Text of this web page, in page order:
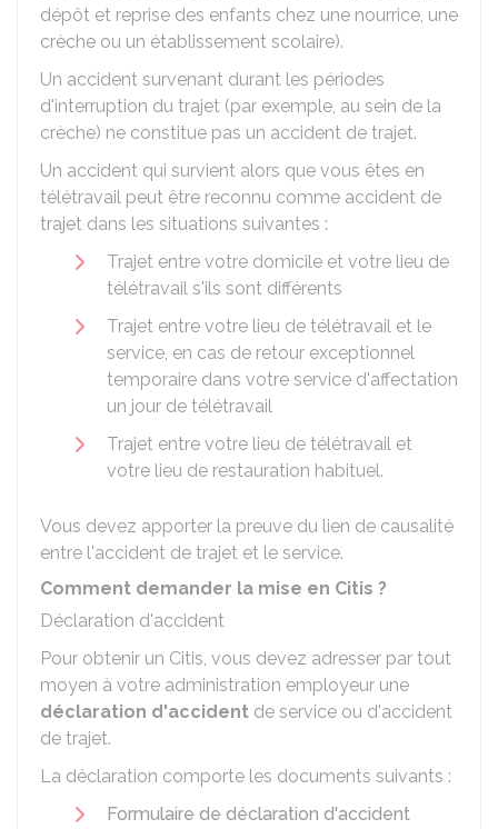
dépôt et reprise des enfants chez une nourrice, une
crèche ou un établissement scolaire).
Un accident survenant durant les périodes
d'interruption du trajet (par exemple, au sein de la
crèche) ne constitue pas un accident de trajet.
Un accident qui survient alors que vous êtes en
télétravail peut être reconnu comme accident de
trajet dans les situations suivantes :
Trajet entre votre domicile et votre lieu de
télétravail s'ils sont différents
Trajet entre votre lieu de télétravail et le
service, en cas de retour exceptionnel
temporaire dans votre service d'affectation
un jour de télétravail
Trajet entre votre lieu de télétravail et
votre lieu de restauration habituel.
Vous devez apporter la preuve du lien de causalité
entre l'accident de trajet et le service.
Comment demander la mise en Citis ?
Déclaration d'accident
Pour obtenir un Citis, vous devez adresser par tout
moyen à votre administration employeur une
déclaration d'accident de service ou d'accident
de trajet.
La déclaration comporte les documents suivants :
Formulaire de déclaration d'accident